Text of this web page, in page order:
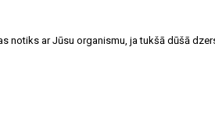
notiks ar Jūsu organismu, ja tukšā dūšā